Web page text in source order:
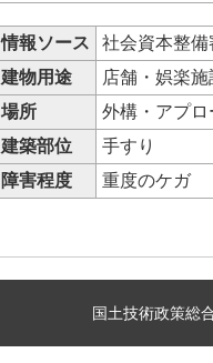
情報ソース
社会資本整
建物用途
店舗・娯楽施
場所
外構・アプロ
建築部位
手すり
障害程度
重度のケガ
国土技術政策総